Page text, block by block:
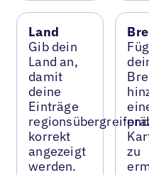
Land
Gib dein
Land an,
damit
deine
Einträge
regionsübergreifend
korrekt
angezeigt
werden.
zu